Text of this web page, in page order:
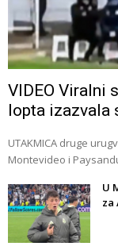
VIDEO Viralni
lopta izazvala
UTAKMICA druge
Montevideo i
U
za